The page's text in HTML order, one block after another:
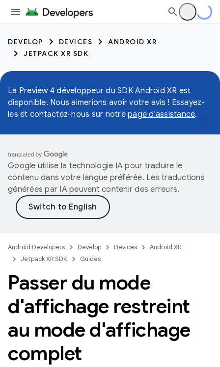
DEVELOP DEVICES
ANDROID XR
JETPACK XR SDK
La Preview 4 développeur du SDK Android XR est
disponible. Nous aimerions avoir votre avis ! Essayez-
les et contactez-nous sur notre page d'assistance.
Google utilise la technologie IA pour traduire le
contenu dans votre langue préférée. Les traductions
générées par IA peuvent contenir des erreurs.
Android Developers Develop Devices
Android XR
Jetpack XR SDK
Guides
Passer du mode
d'affichage restreint
au mode d'affichage
complet